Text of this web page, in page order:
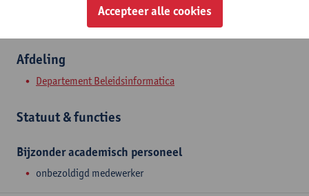
Afdeling
Departement Beleidsinformatica
Statuut & functies
Bijzonder academisch personeel
onbezoldigd medewerker
Accepteer alle cookies